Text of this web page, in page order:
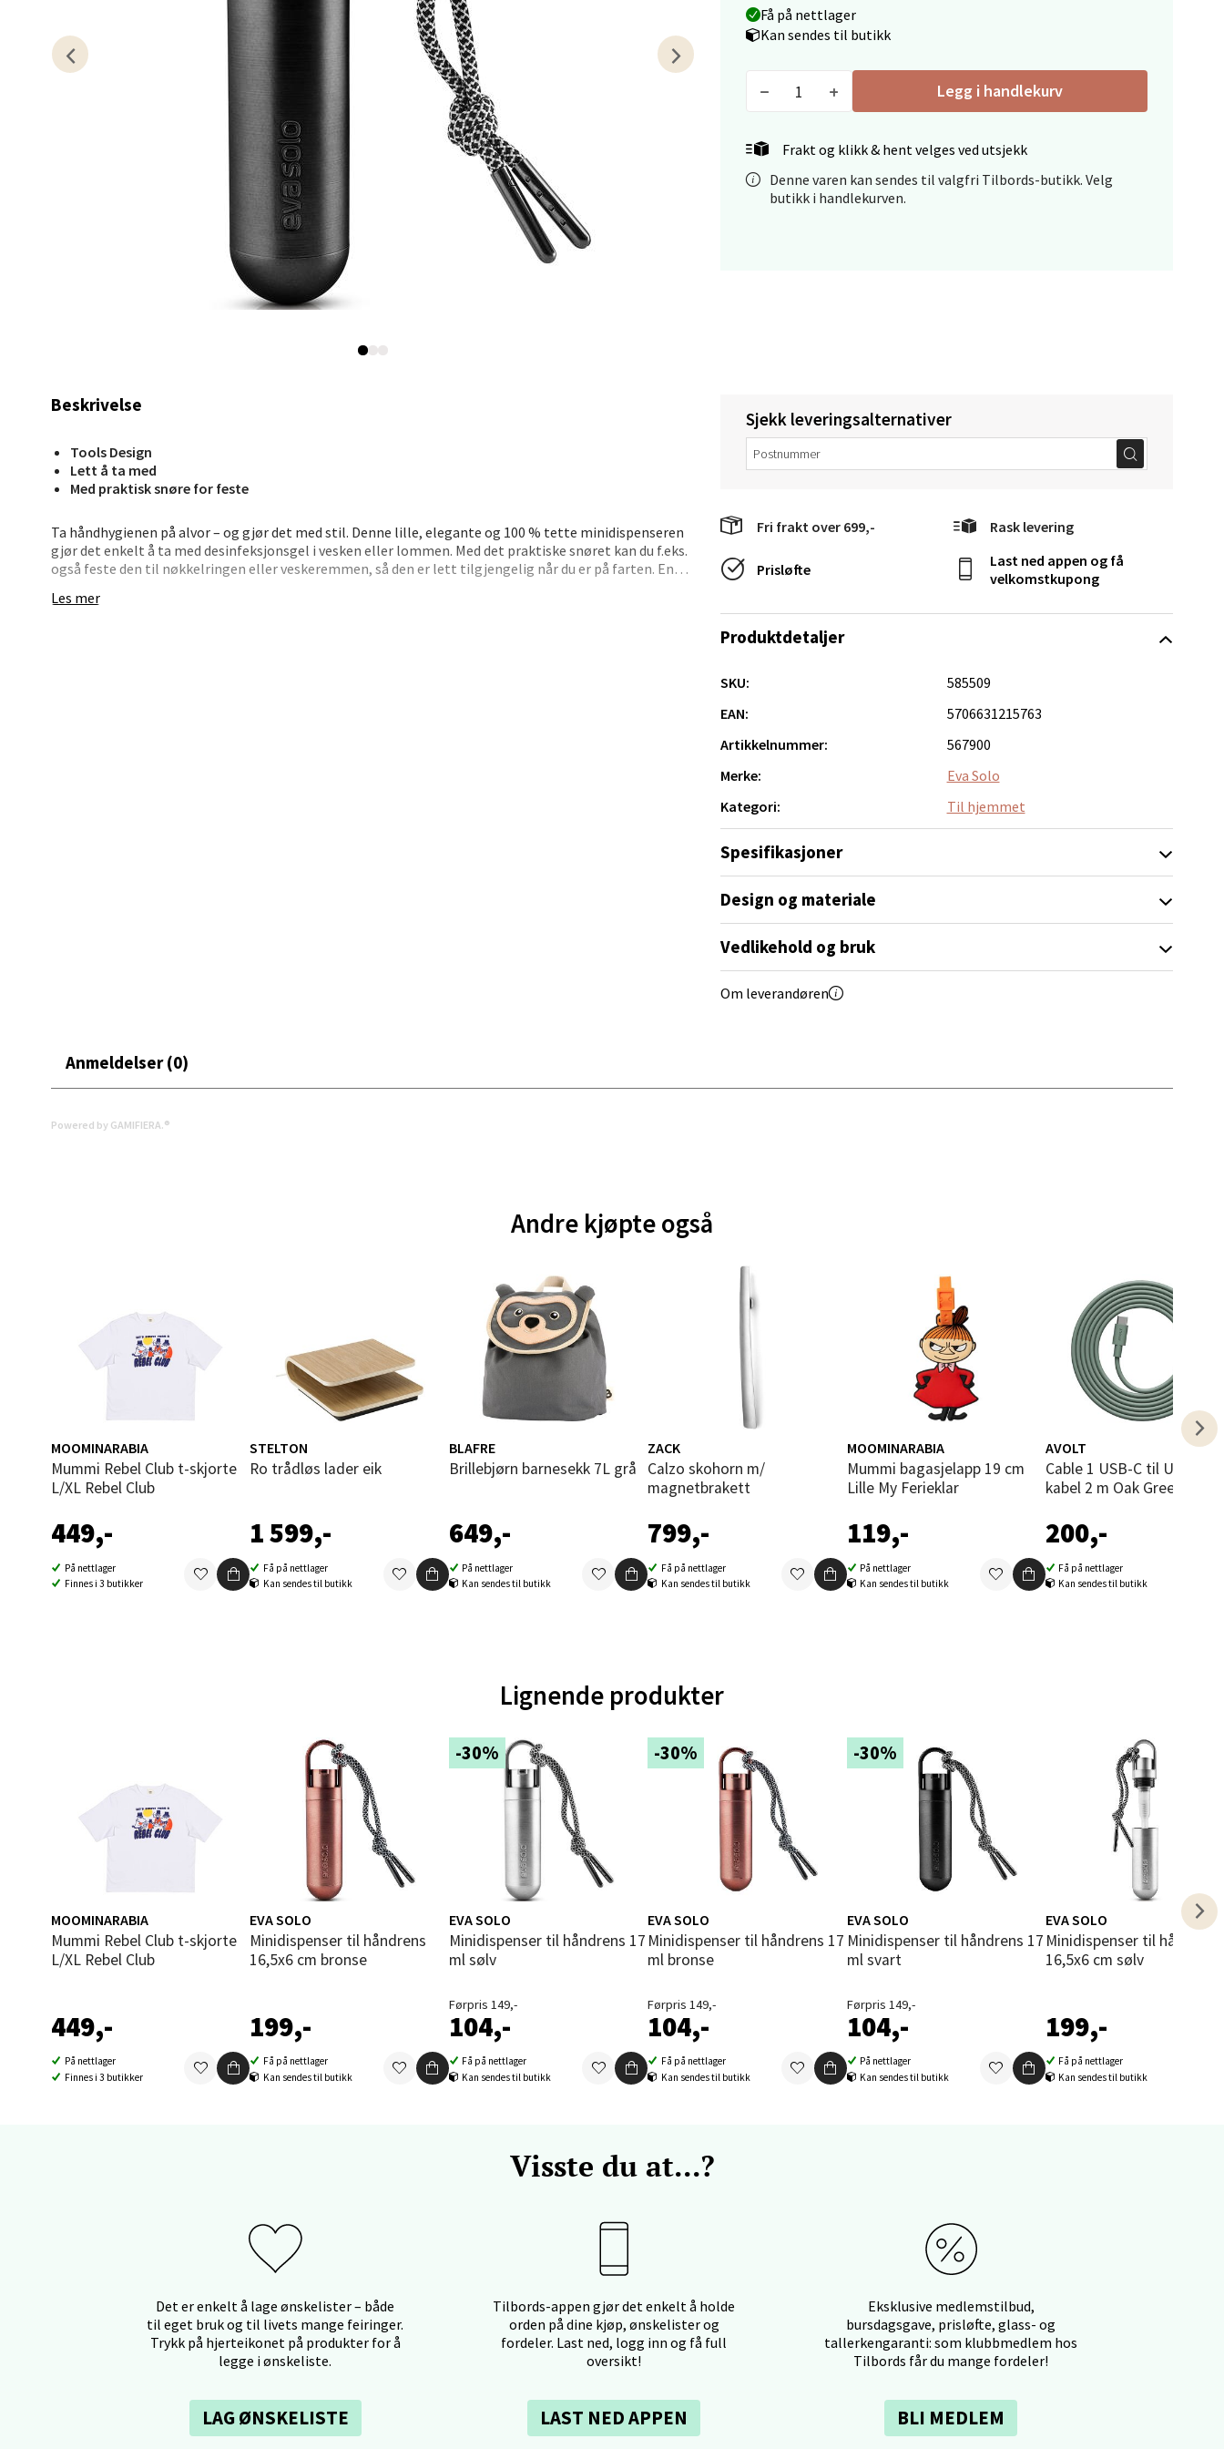
Få på nettlager
Kan sendes til butikk
Legg i handlekurv
Frakt og klikk & hent velges ved utsjekk
Denne varen kan sendes til valgfri Tilbords-butikk. Velg
butikk i handlekurven.
Beskrivelse
Tools Design
Lett å ta med
Med praktisk snøre for feste
Ta håndhygienen på alvor – og gjør det med stil. Denne lille, elegante og 100 % tette minidispenseren
gjør det enkelt å ta med desinfeksjonsgel i vesken eller lommen. Med det praktiske snøret kan du f.eks.
også feste den til nøkkelringen eller veskeremmen, så den er lett tilgjengelig når du er på farten. Enkel
den ikke er bruk. Da låses pumpefunksjonen. Laget av metallbelagt plast og snøre. Mål: H: 11,5 x Ø: 2,5
Les mer
Sjekk leveringsalternativer
Fri frakt over 699,- Rask levering
Prisløfte
Last ned appen og få
velkomstkupong
Produktdetaljer
SKU:
585509
EAN:
5706631215763
Artikkelnummer:
567900
Merke:
Eva Solo
Kategori:
Til hjemmet
Spesifikasjoner
Design og materiale
Vedlikehold og bruk
Om leverandøren
Anmeldelser (0)
Powered by GAMIFIERA.®
Andre kjøpte også
MOOMINARABIA
Mummi Rebel Club t-skjorte
L/XL Rebel Club
449,-
På nettlager
Finnes i 3 butikker
STELTON
Ro trådløs lader eik
1 599,-
Få på nettlager
Kan sendes til butikk
BLAFRE
Brillebjørn barnesekk 7L grå
649,-
På nettlager
Kan sendes til butikk
ZACK
Calzo skohorn m/
magnetbrakett
799,-
Få på nettlager
Kan sendes til butikk
MOOMINARABIA
Mummi bagasjelapp 19 cm
Lille My Ferieklar
119,-
På nettlager
Kan sendes til butikk
AVOLT
Cable 1 USB-C til USB-C
kabel 2 m Oak Green
200,-
Få på nettlager
Kan sendes til butikk
Lignende produkter
MOOMINARABIA
Mummi Rebel Club t-skjorte
L/XL Rebel Club
449,-
På nettlager
Finnes i 3 butikker
EVA SOLO
Minidispenser til håndrens
16,5x6 cm bronse
199,-
Få på nettlager
Kan sendes til butikk
-30%
EVA SOLO
Minidispenser til håndrens 17
ml sølv
Førpris 149,-
104,-
Få på nettlager
Kan sendes til butikk
-30%
EVA SOLO
Minidispenser til håndrens 17
ml bronse
Førpris 149,-
104,-
Få på nettlager
Kan sendes til butikk
-30%
EVA SOLO
Minidispenser til håndrens 17
ml svart
Førpris 149,-
104,-
På nettlager
Kan sendes til butikk
EVA SOLO
Minidispenser til håndrens
16,5x6 cm sølv
199,-
Få på nettlager
Kan sendes til butikk
Visste du at...?
Det er enkelt å lage ønskelister – både
til eget bruk og til livets mange feiringer.
Trykk på hjerteikonet på produkter for å
legge i ønskeliste.
LAG ØNSKELISTE
Tilbords-appen gjør det enkelt å holde
orden på dine kjøp, ønskelister og
fordeler. Last ned, logg inn og få full
oversikt!
LAST NED APPEN
Eksklusive medlemstilbud,
bursdagsgave, prisløfte, glass- og
tallerkengaranti: som klubbmedlem hos
Tilbords får du mange fordeler!
BLI MEDLEM
Laguneveien 1, 5239 Bergen
Åpent i dag 10-21
Kristiansand - Markens
Lillemarkens markensgate 25B, 4611 Kristiansand
Erich Mogensøns vei 38, 0594 Oslo
Åpent i dag 10-20
0 i butikk
g
Velg
0 i butikk
Ålesund - Thon Senter Moa
Langelandsvegen 25, 6010 Ålesund
Åpent i dag 10-20
Torget 1, 6413 Molde
0 i butikk
Velg
Bolagsgata 1, 8514 Narvik
Bergen - Oasen Senter
Folke Bernadottes vei 52, 5147 Fyllingsdalen
Åpent i dag 10-21
Aunasenteret, Sunndalsvegen 3, 7340 Oppdal
Åpent i dag 10-19
0 i butikk
Velg
Orkanger - Thon Senter Orkanger
Sandvika - Thon Senter Sandvika